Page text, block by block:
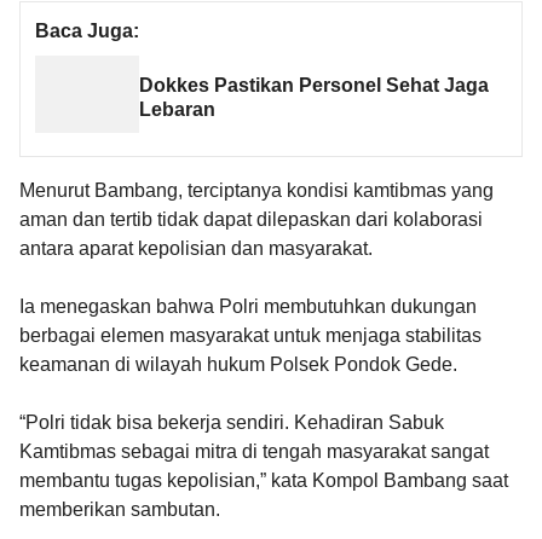
Baca Juga:
Dokkes Pastikan Personel Sehat Jaga
Lebaran
Menurut Bambang, terciptanya kondisi kamtibmas yang
aman dan tertib tidak dapat dilepaskan dari kolaborasi
antara aparat kepolisian dan masyarakat.
Ia menegaskan bahwa Polri membutuhkan dukungan
berbagai elemen masyarakat untuk menjaga stabilitas
keamanan di wilayah hukum Polsek Pondok Gede.
“Polri tidak bisa bekerja sendiri. Kehadiran Sabuk
Kamtibmas sebagai mitra di tengah masyarakat sangat
membantu tugas kepolisian,” kata Kompol Bambang saat
memberikan sambutan.